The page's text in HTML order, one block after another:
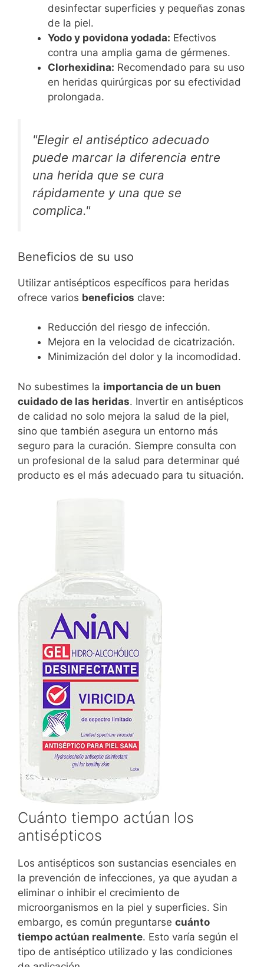
desinfectar superficies y pequeñas zonas
de la piel.
Yodo y povidona yodada: Efectivos
contra una amplia gama de gérmenes.
Clorhexidina: Recomendado para su uso
en heridas quirúrgicas por su efectividad
prolongada.
"Elegir el antiséptico adecuado
puede marcar la diferencia entre
una herida que se cura
rápidamente y una que se
complica."
Beneficios de su uso
Utilizar antisépticos específicos para heridas
ofrece varios beneficios clave:
Reducción del riesgo de infección.
Mejora en la velocidad de cicatrización.
Minimización del dolor y la incomodidad.
No subestimes la importancia de un buen
cuidado de las heridas. Invertir en antisépticos
de calidad no solo mejora la salud de la piel,
sino que también asegura un entorno más
seguro para la curación. Siempre consulta con
un profesional de la salud para determinar qué
producto es el más adecuado para tu situación.
Cuánto tiempo actúan los
antisépticos
Los antisépticos son sustancias esenciales en
la prevención de infecciones, ya que ayudan a
eliminar o inhibir el crecimiento de
microorganismos en la piel y superficies. Sin
embargo, es común preguntarse cuánto
tiempo actúan realmente. Esto varía según el
tipo de antiséptico utilizado y las condiciones